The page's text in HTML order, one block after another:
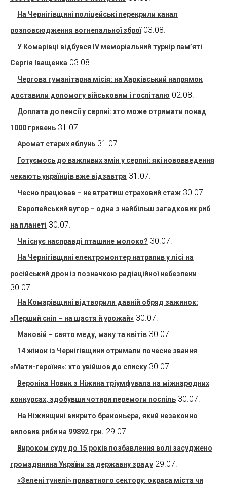
На Чернігівщині поліцейські перекрили канал
розповсюдження вогнепальної зброї 03.08.
У Комарівці відбувся IV меморіальний турнір пам’яті
Сергія Іващенка 03.08.
Чергова гуманітарна місія: на Харківський напрямок
доставили допомогу військовим і госпіталю 02.08.
Доплата до пенсії у серпні: хто може отримати понад
1000 гривень 31.07.
Аромат старих яблунь 31.07.
Готуємось до важливих змін у серпні: які нововведення
чекають українців вже відзавтра 31.07.
Чесно працював – не втратиш страховий стаж 30.07.
Європейський вугор – одна з найбільш загадкових риб
на планеті 30.07.
Чи існує насправді пташине молоко? 30.07.
На Чернігівщині електромонтер натрапив у лісі на
російський дрон із позначкою радіаційної небезпеки
30.07.
На Комарівщині відтворили давній обряд зажинок:
«Перший сніп – на щастя й урожай» 30.07.
Маковій – свято меду, маку та квітів 30.07.
14 жінок із Чернігівщини отримали почесне звання
«Мати-героїня»: хто увійшов до списку 30.07.
Вероніка Новик з Ніжина тріумфувала на міжнародних
конкурсах, здобувши чотири перемоги поспіль 30.07.
На Ніжинщині викрито браконьєра, який незаконно
виловив риби на 99892 грн. 29.07.
Вироком суду до 15 років позбавлення волі засуджено
громадянина України за державну зраду 29.07.
«Зелені тунелі» приватного сектору: окраса міста чи